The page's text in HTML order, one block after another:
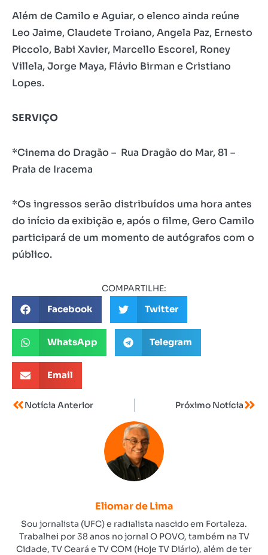
Além de Camilo e Aguiar, o elenco ainda reúne
Leo Jaime, Claudete Troiano, Angela Paz, Ernesto
Piccolo, Babi Xavier, Marcello Escorel, Roney
Villela, Jorge Maya, Flávio Birman e Cristiano
Lopes.
SERVIÇO
*Cinema do Dragão – Rua Dragão do Mar, 81 –
Praia de Iracema
*Os ingressos serão distribuídos uma hora antes
do início da exibição e, após o filme, Gero Camilo
participará de um momento de autógrafos com o
público.
COMPARTILHE:
Facebook Twitter
WhatsApp Telegram
Email
Notícia Anterior Próximo Notícia
Eliomar de Lima
Sou jornalista (UFC) e radialista nascido em Fortaleza.
Trabalhei por 38 anos no jornal O POVO, também na TV
Cidade, TV Ceará e TV COM (Hoje TV Diário), além de ter